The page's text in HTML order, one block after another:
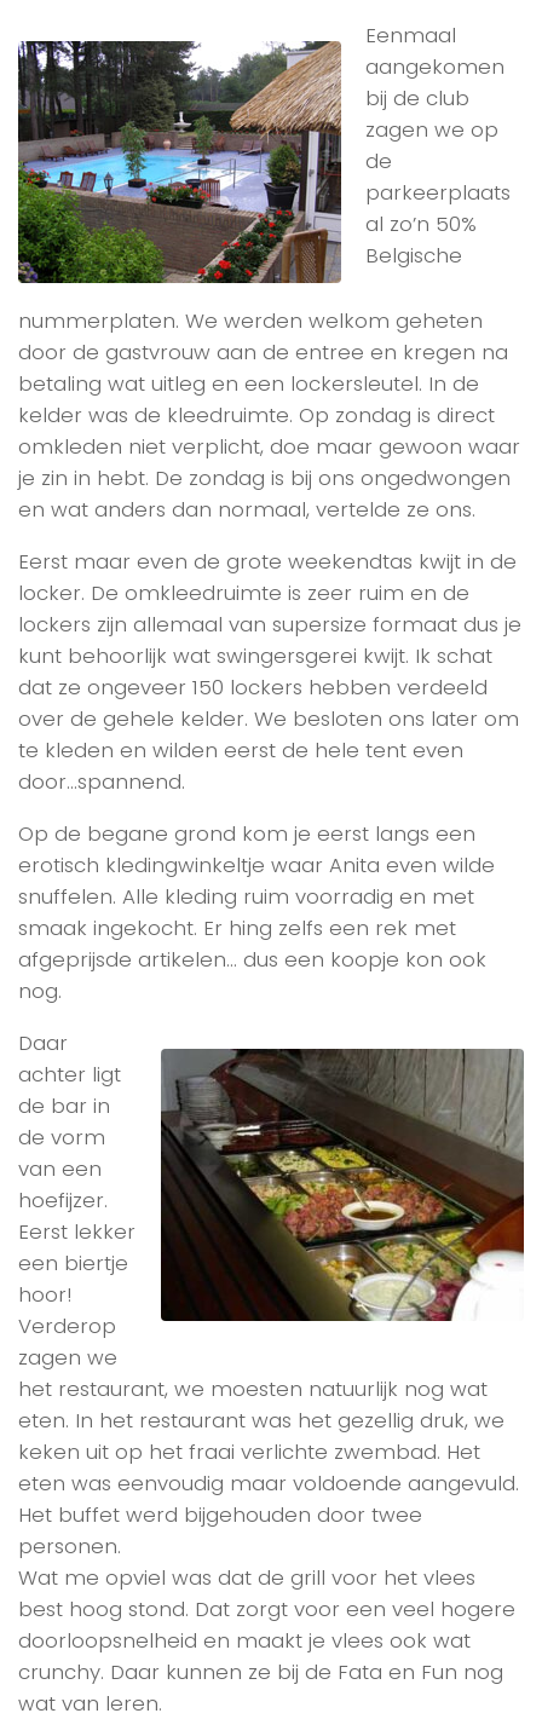
Eenmaal
aangekomen
bij de club
zagen we op
de
parkeerplaats
al zo’n 50%
Belgische
nummerplaten. We werden welkom geheten
door de gastvrouw aan de entree en kregen na
betaling wat uitleg en een lockersleutel. In de
kelder was de kleedruimte. Op zondag is direct
omkleden niet verplicht, doe maar gewoon waar
je zin in hebt. De zondag is bij ons ongedwongen
en wat anders dan normaal, vertelde ze ons.
Eerst maar even de grote weekendtas kwijt in de
locker. De omkleedruimte is zeer ruim en de
lockers zijn allemaal van supersize formaat dus je
kunt behoorlijk wat swingersgerei kwijt. Ik schat
dat ze ongeveer 150 lockers hebben verdeeld
over de gehele kelder. We besloten ons later om
te kleden en wilden eerst de hele tent even
door…spannend.
Op de begane grond kom je eerst langs een
erotisch kledingwinkeltje waar Anita even wilde
snuffelen. Alle kleding ruim voorradig en met
smaak ingekocht. Er hing zelfs een rek met
afgeprijsde artikelen… dus een koopje kon ook
nog.
Daar
achter ligt
de bar in
de vorm
van een
hoefijzer.
Eerst lekker
een biertje
hoor!
Verderop
zagen we
het restaurant, we moesten natuurlijk nog wat
eten. In het restaurant was het gezellig druk, we
keken uit op het fraai verlichte zwembad. Het
eten was eenvoudig maar voldoende aangevuld.
Het buffet werd bijgehouden door twee
personen.
Wat me opviel was dat de grill voor het vlees
best hoog stond. Dat zorgt voor een veel hogere
doorloopsnelheid en maakt je vlees ook wat
crunchy. Daar kunnen ze bij de Fata en Fun nog
wat van leren.